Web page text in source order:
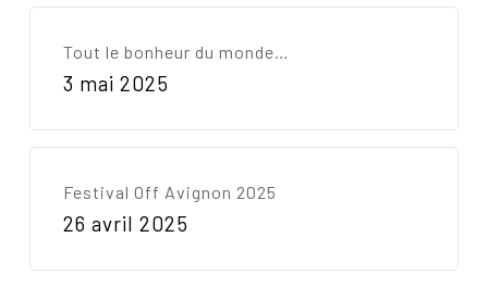
Tout le bonheur du monde…
3 mai 2025
Festival Off Avignon 2025
26 avril 2025